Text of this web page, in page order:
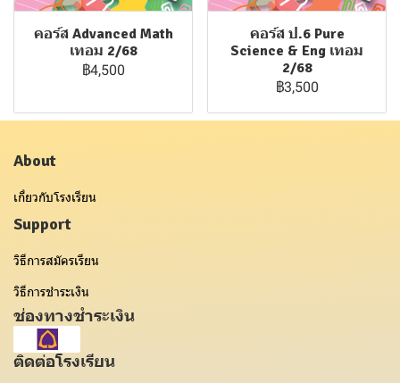
คอร์ส Advanced Math
เทอม 2/68
฿4,500
คอร์ส ป.6 Pure
Science & Eng เทอม
2/68
฿3,500
About
เกี่ยวกับโรงเรียน
Support
วิธีการสมัครเรียน
วิธีการชำระเงิน
ช่องทางชำระเงิน
ติดต่อโรงเรียน